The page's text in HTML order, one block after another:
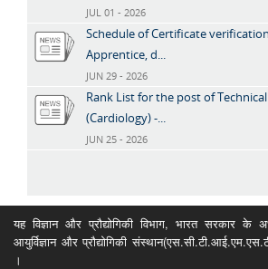
JUL 01 - 2026
Schedule of Certificate
Apprentice, d...
JUN 29 - 2026
Rank List for the post of
(Cardiology) -...
JUN 25 - 2026
यह विज्ञान और प्रौद्योगिकी विभाग, भारत सरकार के
आयुर्विज्ञान और प्रौद्योगिकी
।